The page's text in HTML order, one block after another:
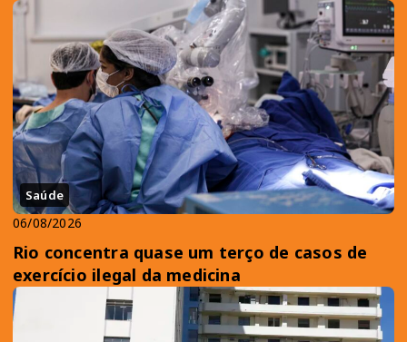
Saúde
06/08/2026
Rio concentra quase um terço de casos de
exercício ilegal da medicina